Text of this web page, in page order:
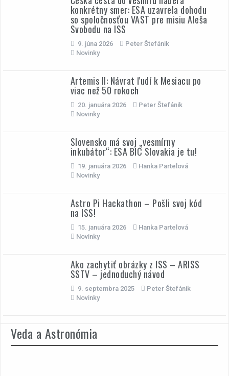
konkrétny smer: ESA uzavrela dohodu
so spoločnosťou VAST pre misiu Aleša
Svobodu na ISS
9. júna 2026
Peter Štefánik
Novinky
Artemis II: Návrat ľudí k Mesiacu po
viac než 50 rokoch
20. januára 2026
Peter Štefánik
Novinky
Slovensko má svoj „vesmírny
inkubátor“: ESA BIC Slovakia je tu!
19. januára 2026
Hanka Partelová
Novinky
Astro Pi Hackathon – Pošli svoj kód
na ISS!
15. januára 2026
Hanka Partelová
Novinky
Ako zachytiť obrázky z ISS – ARISS
SSTV – jednoduchý návod
9. septembra 2025
Peter Štefánik
Novinky
Veda a Astronómia